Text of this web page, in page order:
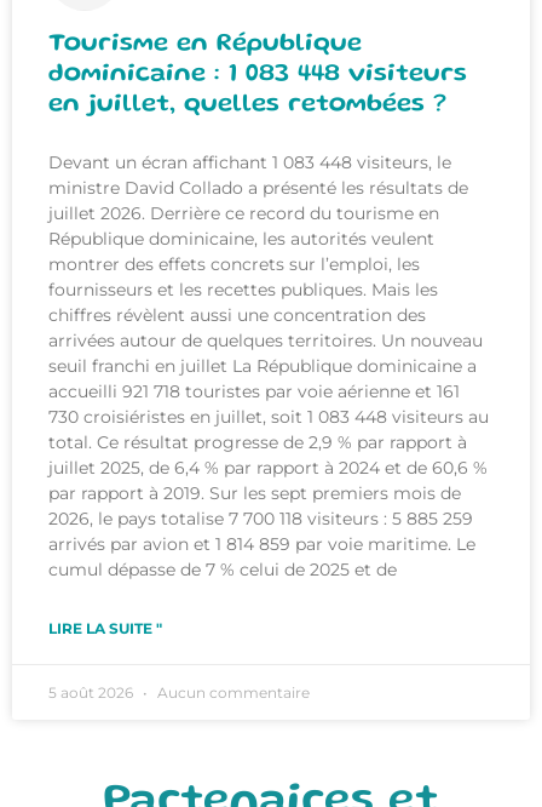
Tourisme en République
dominicaine : 1 083 448 visiteurs
en juillet, quelles retombées ?
Devant un écran affichant 1 083 448 visiteurs, le
ministre David Collado a présenté les résultats de
juillet 2026. Derrière ce record du tourisme en
République dominicaine, les autorités veulent
montrer des effets concrets sur l’emploi, les
fournisseurs et les recettes publiques. Mais les
chiffres révèlent aussi une concentration des
arrivées autour de quelques territoires. Un nouveau
seuil franchi en juillet La République dominicaine a
accueilli 921 718 touristes par voie aérienne et 161
730 croisiéristes en juillet, soit 1 083 448 visiteurs au
total. Ce résultat progresse de 2,9 % par rapport à
juillet 2025, de 6,4 % par rapport à 2024 et de 60,6 %
par rapport à 2019. Sur les sept premiers mois de
2026, le pays totalise 7 700 118 visiteurs : 5 885 259
arrivés par avion et 1 814 859 par voie maritime. Le
cumul dépasse de 7 % celui de 2025 et de
LIRE LA SUITE "
5 août 2026 Aucun commentaire